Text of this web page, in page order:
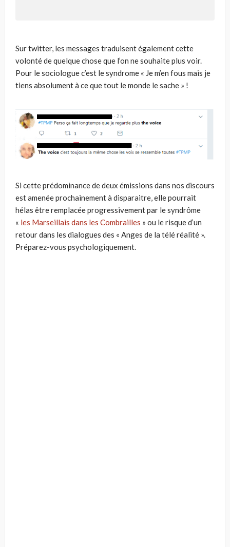
Sur twitter, les messages traduisent également cette
volonté de quelque chose que l’on ne souhaite plus voir.
Pour le sociologue c’est le syndrome « Je m’en fous mais je
tiens absolument à ce que tout le monde le sache » !
Si cette prédominance de deux émissions dans nos discours
est amenée prochainement à disparaitre, elle pourrait
hélas être remplacée progressivement par le syndrôme
« les Marseillais dans les Combrailles » ou le risque d’un
retour dans les dialogues des « Anges de la télé réalité ».
Préparez-vous psychologiquement.